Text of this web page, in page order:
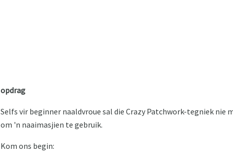
opdrag
Selfs vir beginner naaldvroue sal die Crazy Patchwork-tegniek nie
om 'n naaimasjien te gebruik.
Kom ons begin: